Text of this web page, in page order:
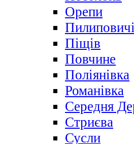
Орепи
Пилиповичі
Піщів
Повчине
Поліянівка
Романівка
Середня
Стриєва
Сусли